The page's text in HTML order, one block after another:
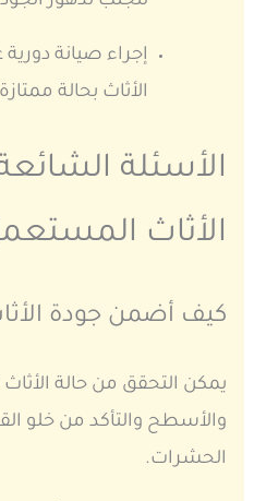
إجراء صيانة
الأثاث بحالة
الأسئلة
الأثاث
كيف أضمن جودة
يمكن التحقق من حالة
والأسطح والتأكد من خلو
الحشرات.